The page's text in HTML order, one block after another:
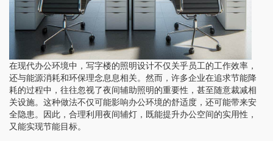
在现代办公环境中，写字楼的照明设计不仅关乎员工的工作效率，
还与能源消耗和环保理念息息相关。然而，许多企业在追求节能降
耗的过程中，往往忽视了夜间辅助照明的重要性，甚至随意裁减相
关设施。这种做法不仅可能影响办公环境的舒适度，还可能带来安
全隐患。因此，合理利用夜间辅灯，既能提升办公空间的实用性，
又能实现节能目标。